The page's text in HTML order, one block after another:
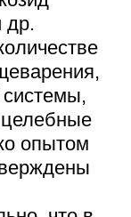
др.
системы,
целебные
опытом